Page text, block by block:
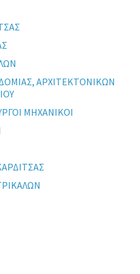
ΑΡΧΙΤΕΚΤΟΝΙΚΩΝ
ΜΗΧΑΝΙΚΟΙ